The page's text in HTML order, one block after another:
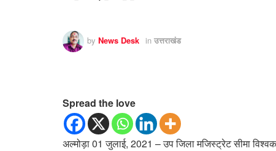
by News Desk in उत्तराखंड
Spread the love
अल्मोड़ा 01 जुलाई, 2021 – उप जिला मजिस्ट्रेट सीमा